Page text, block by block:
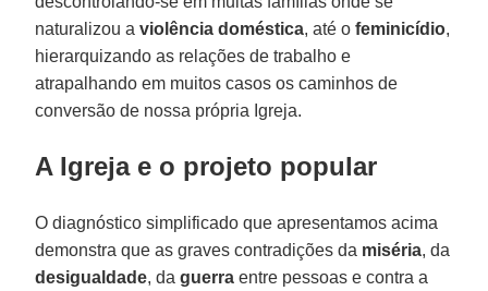
naturalizou aviolência doméstica, até o feminicídio,
hierarquizando as relações de trabalho e
atrapalhando em muitos casos os caminhos de
conversão de nossa própria Igreja.
A Igreja e o projeto popular
O diagnóstico simplificado que apresentamos acima
demonstra que as graves contradições da miséria, da
desigualdade, daguerra entre pessoas e contra a